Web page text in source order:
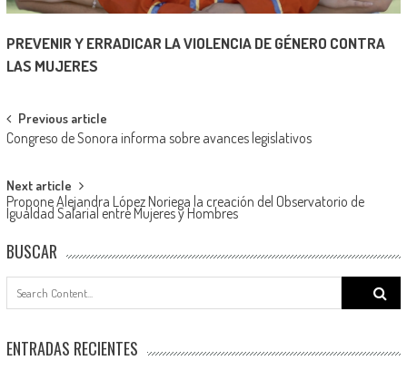
PREVENIR Y ERRADICAR LA VIOLENCIA DE GÉNERO CONTRA
LAS MUJERES
Post
navigation
Previous article
Congreso de Sonora informa sobre avances legislativos
Next article
Propone Alejandra López Noriega la creación del Observatorio de
Igualdad Salarial entre Mujeres y Hombres
BUSCAR
Search
for:
ENTRADAS RECIENTES